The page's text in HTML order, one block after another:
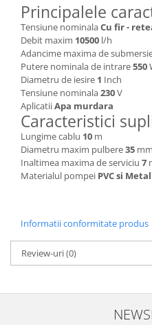
Principalele
Tensiune nominalaCu fir -
Debit maxim 10500 l/h
Adancime maxima de
Putere nominala de intrare550
Diametru de iesire 1 Inch
Tensiune nominala230V
AplicatiiApa murdara
Caracteristici
Lungime cablu 10 m
Diametru maxim pulbere35 mm
Inaltimea maxima de serviciu 7
Materialul pompei PVC si Metal
Informatii conformitate produs
Review-uri(0)